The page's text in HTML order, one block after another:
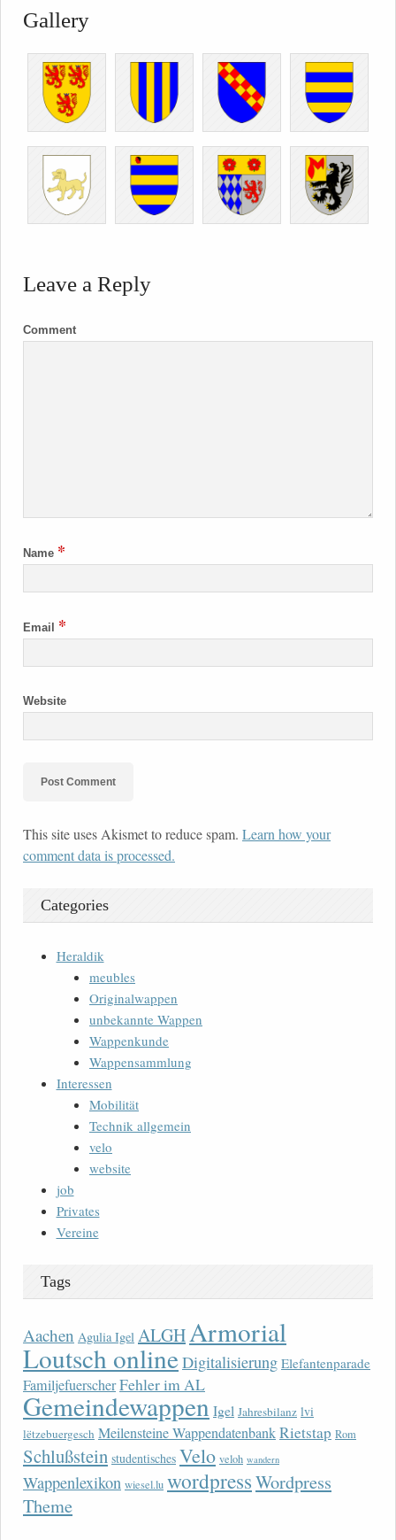
Gallery
Leave a Reply
Comment
Name *
Email *
Website
This site uses Akismet to reduce spam. Learn how your
comment data is processed.
Categories
Heraldik
meubles
Originalwappen
unbekannte Wappen
Wappenkunde
Wappensammlung
Interessen
Mobilität
Technik allgemein
velo
website
job
Privates
Vereine
Tags
Aachen Agulia Igel ALGH Armorial
Loutsch onlineDigitalisierung Elefantenparade
FamiljefuerscherFehler im AL
Gemeindewappen Igel Jahresbilanz lvi
lëtzebuergesch Meilensteine WappendatenbankRietstap Rom
Schlußstein studentisches Velo veloh wandern
Wappenlexikon wiesel.lu wordpressWordpress
Theme